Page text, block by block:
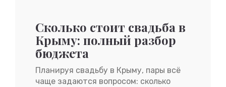
Сколько стоит свадьба в
Крыму: полный разбор
бюджета
Планируя свадьбу в Крыму, пары всё
чаще задаются вопросом: сколько